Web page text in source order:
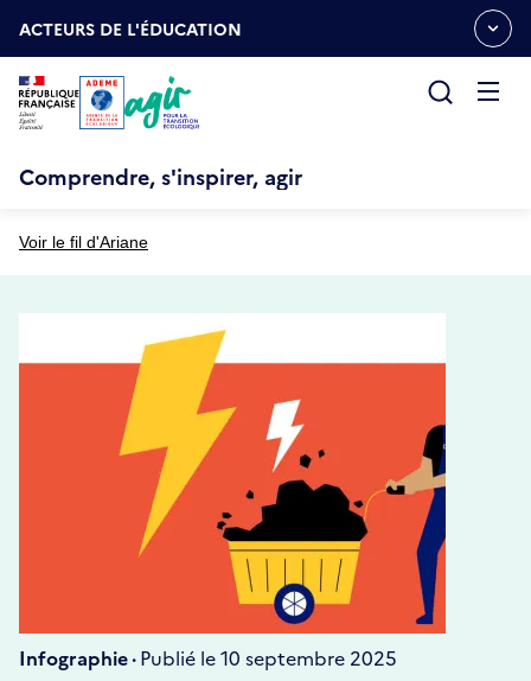
auOUVRIR
LE
MENU
ESPACE
ACTEURS DE L'ÉDUCATION
Comprendre, s'inspirer, agir
Voir le fil d'Ariane
Infographie ·Publié le 10 septembre 2025